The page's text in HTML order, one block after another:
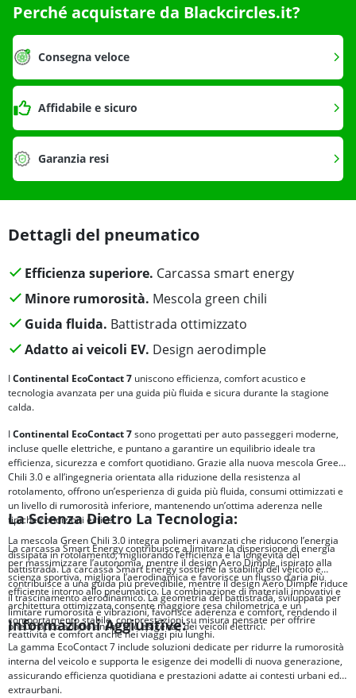
Perché acquistare da Blackcircles.it?
Consegna veloce
Affidabile e sicuro
Garanzia resi
Dettagli del pneumatico
Efficienza superiore. Carcassa smart energy
Minore rumorosità. Mescola green chili
Guida fluida. Battistrada ottimizzato
Adatto ai veicoli EV. Design aerodimple
IContinental EcoContact 7 uniscono efficienza, comfort acustico e
tecnologia avanzata per una guida più fluida e sicura durante la stagione
calda.
IContinental EcoContact 7sono progettati per auto passeggeri moderne,
incluse quelle elettriche, e puntano a garantire un equilibrio ideale tra
efficienza, sicurezza e comfort quotidiano. Grazie alla nuova mescola Green
Chili 3.0 e all’ingegneria orientata alla riduzione della resistenza al
rotolamento, offrono un’esperienza di guida più fluida, consumi ottimizzati e
un livello di rumorosità inferiore, mantenendo un’ottima aderenza nelle
tipiche condizioni estive.
La carcassa Smart Energy contribuisce a limitare la dispersione di energia
per massimizzare l’autonomia, mentre il design Aero Dimple, ispirato alla
scienza sportiva, migliora l’aerodinamica e favorisce un flusso d’aria più
efficiente intorno allo pneumatico. La combinazione di materiali innovativi e
architettura ottimizzata consente maggiore resa chilometrica e un
comportamento stabile, con prestazioni su misura pensate per offrire
reattività e comfort anche nei viaggi più lunghi.
La Scienza Dietro La Tecnologia:
La mescola Green Chili 3.0 integra polimeri avanzati che riducono l’energia
dissipata in rotolamento, migliorando l’efficienza e la longevità del
battistrada. La carcassa Smart Energy sostiene la stabilità del veicolo e
contribuisce a una guida più prevedibile, mentre il design Aero Dimple riduce
il trascinamento aerodinamico. La geometria del battistrada, sviluppata per
limitare rumorosità e vibrazioni, favorisce aderenza e comfort, rendendo il
pneumatico adatto anche alle esigenze dei veicoli elettrici.
Informazioni Aggiuntive:
La gamma EcoContact 7 include soluzioni dedicate per ridurre la rumorosità
interna del veicolo e supporta le esigenze dei modelli di nuova generazione,
assicurando efficienza quotidiana e prestazioni adatte ai contesti urbani ed
extraurbani.